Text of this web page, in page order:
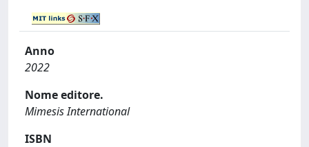
Anno
2022
Nome editore.
Mimesis International
ISBN